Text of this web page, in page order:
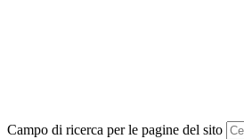
Campo di ricerca per le pagine del sito